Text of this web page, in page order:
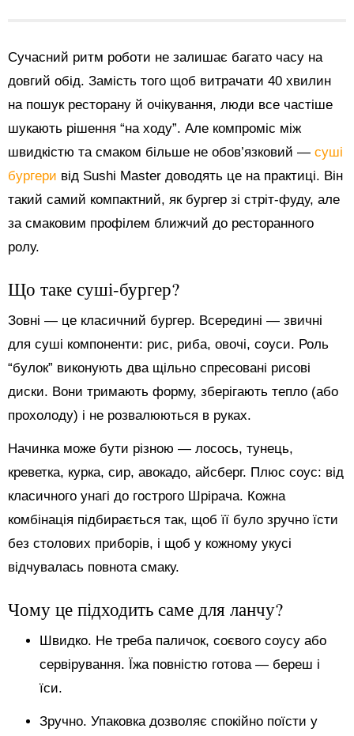
Сучасний ритм роботи не залишає багато часу на
довгий обід. Замість того щоб витрачати 40 хвилин
на пошук ресторану й очікування, люди все частіше
шукають рішення “на ходу”. Але компроміс між
швидкістю та смаком більше не обов’язковий — суші
бургери від Sushi Master доводять це на практиці. Він
такий самий компактний, як бургер зі стріт-фуду, але
за смаковим профілем ближчий до ресторанного
ролу.
Що таке суші-бургер?
Зовні — це класичний бургер. Всередині — звичні
для суші компоненти: рис, риба, овочі, соуси. Роль
“булок” виконують два щільно спресовані рисові
диски. Вони тримають форму, зберігають тепло (або
прохолоду) і не розвалюються в руках.
Начинка може бути різною — лосось, тунець,
креветка, курка, сир, авокадо, айсберг. Плюс соус: від
класичного унагі до гострого Шрірача. Кожна
комбінація підбирається так, щоб її було зручно їсти
без столових приборів, і щоб у кожному укусі
відчувалась повнота смаку.
Чому це підходить саме для ланчу?
Швидко. Не треба паличок, соєвого соусу або
сервірування. Їжа повністю готова — береш і
їси.
Зручно. Упаковка дозволяє спокійно поїсти у